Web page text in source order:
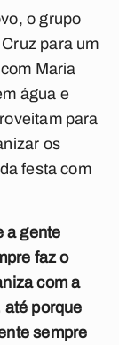
o grupo
para um
Maria
água e
para
os
festa com
a gente
faz o
com a
até porque
sempre